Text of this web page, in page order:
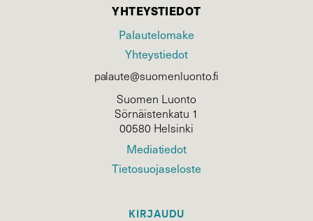
YHTEYSTIEDOT
Palautelomake
Yhteystiedot
palaute@suomenluonto.fi
Suomen Luonto
Sörnäistenkatu 1
00580 Helsinki
Mediatiedot
Tietosuojaseloste
KIRJAUDU